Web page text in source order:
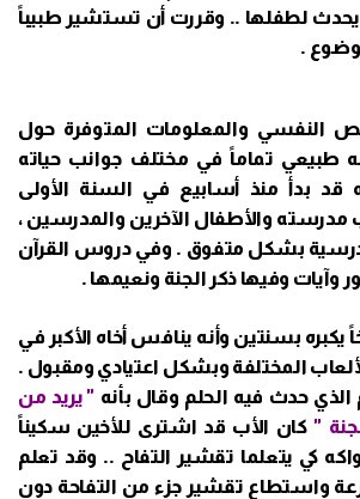
يحدث لطفلها .. وقررت أن تستشير طبيباً
.
النفسي والمعلومات المتوفرة حول
طبيعي تماماً في مختلف جوانب حياته
قد بدأ منذ أسابيع في السنة الأولى
مدرسته والأطفال الآخرين والمدرسين ،
بشكل متفوق . وفي دروس القرآن
وآيات وفيها ذكر الجنة ونعيمها .
يكبره بسنتين وأنه ينافس أخاه الأكبر في
المختلفة وبشكل اعتيادي ومقبول .
حدث فيه الحلم وقال بأنه " يريد من
" كان الأب قد اشترى للأخين سكيناً
كي يتعلما تقشير التفاح .. وقد تعلم
واستطاع تقشير جزء من التفاحة دون